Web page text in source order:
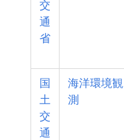
交
通
省
国
土
交
通
海洋環境観
測